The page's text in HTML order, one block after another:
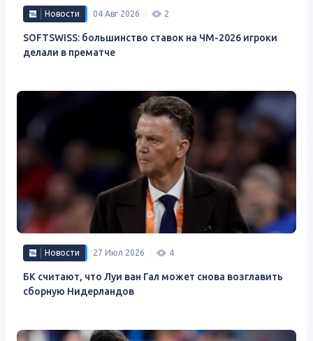
Новости 04 Авг 2026 2
SOFTSWISS: большинство ставок на ЧМ-2026 игроки
делали в прематче
Новости 27 Июл 2026 4
БК считают, что Луи ван Гал может снова возглавить
сборную Нидерландов